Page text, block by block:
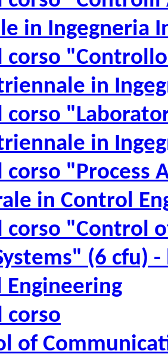
in Ingegneria
corso
in
corso
in
corso "Process
in Control
corso "Control
(6 cfu)
corso
of